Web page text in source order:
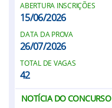
ABERTURA INSCRIÇÕES
15/06/2026
DATA DA PROVA
26/07/2026
TOTAL DE VAGAS
42
NOTÍCIA DO CONCURSO